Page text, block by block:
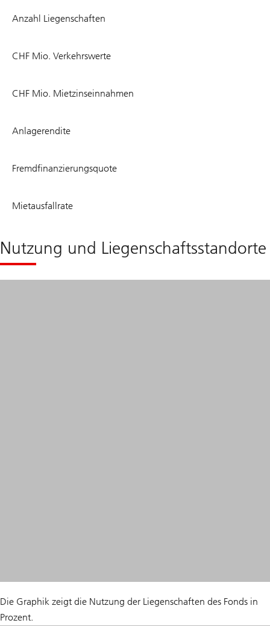
Anzahl Liegenschaften
CHF Mio. Verkehrswerte
CHF Mio. Mietzinseinnahmen
%
Anlagerendite
%
Fremdfinanzierungsquote
2.5
%
Mietausfallrate
Nutzung und Liegenschaftsstandorte
Die Graphik zeigt die Nutzung der Liegenschaften des Fonds in
Prozent.